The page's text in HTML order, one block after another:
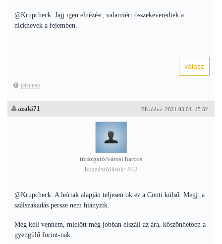
@Krupcheck: Jajj igen elnézést, valamiért összekeveredtek a
nicknevek a fejemben.
jelentem
Elküldve: 2021.03.04. 15:32
azaki71
túrázgató/városi harcos
hozzászólások: 842
@Krupcheck: A leírtak alapján teljesen ok ez a Conti külső. Megj: a
szálszakadás persze nem hiányzik.
Meg kell vennem, mielőtt még jobban elszáll az ára, köszönhetően a
gyengülő forint-nak.